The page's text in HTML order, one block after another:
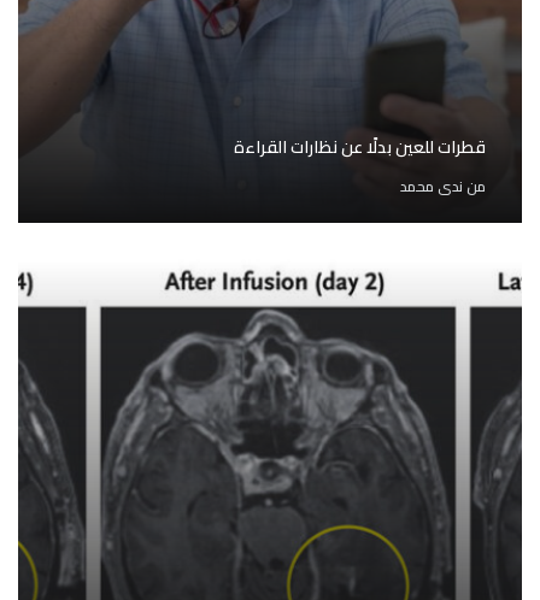
قطرات للعين بدلًا عن نظارات القراءة
من ندى محمد